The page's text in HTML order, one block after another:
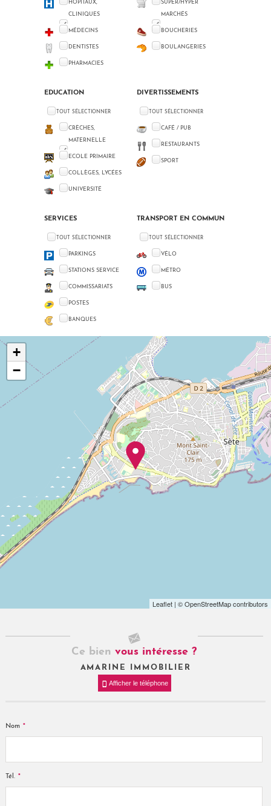
HÔPITAUX,
CLINIQUES
MÉDECINS
DENTISTES
PHARMACIES
SUPER/HYPER
MARCHÉS
BOUCHERIES
BOULANGERIES
EDUCATION
TOUT SÉLECTIONNER
CRÈCHES,
MATERNELLE
ECOLE PRIMAIRE
COLLÈGES, LYCÉES
UNIVERSITÉ
DIVERTISSEMENTS
TOUT SÉLECTIONNER
CAFÉ / PUB
RESTAURANTS
SPORT
SERVICES
TOUT SÉLECTIONNER
PARKINGS
STATIONS SERVICE
COMMISSARIATS
POSTES
BANQUES
TRANSPORT EN COMMUN
TOUT SÉLECTIONNER
VÉLO
MÉTRO
BUS
+
−
Leaflet | © OpenStreetMap contributors
Ce bienvous intéresse ?
AMARINE IMMOBILIER
Afficher le téléphone
Nom *
Tél. *